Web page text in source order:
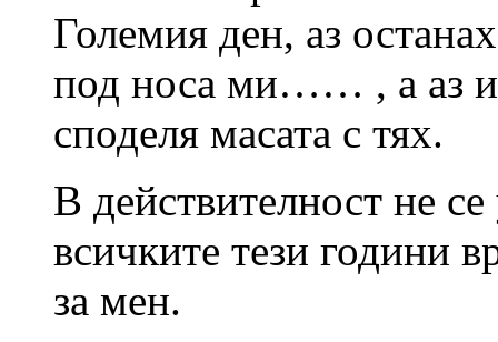
Големия ден, аз
под носа ми…… , а аз
споделя масата с тях.
В действителност не
всичките тези години
за мен.